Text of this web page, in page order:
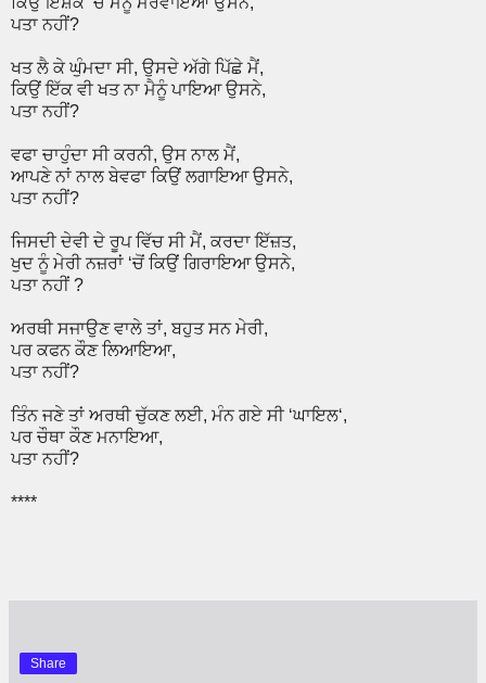
ਪਤਾ ਨਹੀਂ?
ਖਤ ਲੈ ਕੇ ਘੁੰਮਦਾ ਸੀ, ਉਸਦੇ ਅੱਗੇ ਪਿੱਛੇ ਮੈਂ,
ਕਿਉਂ ਇੱਕ ਵੀ ਖਤ ਨਾ ਮੈਨੂੰ ਪਾਇਆ ਉਸਨੇ,
ਪਤਾ ਨਹੀਂ?
ਵਫਾ ਚਾਹੁੰਦਾ ਸੀ ਕਰਨੀ, ਉਸ ਨਾਲ ਮੈਂ,
ਆਪਣੇ ਨਾਂ ਨਾਲ ਬੇਵਫਾ ਕਿਉਂ ਲਗਾਇਆ ਉਸਨੇ,
ਪਤਾ ਨਹੀਂ?
ਜਿਸਦੀ ਦੇਵੀ ਦੇ ਰੂਪ ਵਿੱਚ ਸੀ ਮੈਂ, ਕਰਦਾ ਇੱਜ਼ਤ,
ਖੁਦ ਨੂੰ ਮੇਰੀ ਨਜ਼ਰਾਂ ‘ਚੋਂ ਕਿਉਂ ਗਿਰਾਇਆ ਉਸਨੇ,
ਪਤਾ ਨਹੀਂ ?
ਅਰਥੀ ਸਜਾਉਣ ਵਾਲੇ ਤਾਂ, ਬਹੁਤ ਸਨ ਮੇਰੀ,
ਪਰ ਕਫਨ ਕੌਣ ਲਿਆਇਆ,
ਪਤਾ ਨਹੀਂ?
ਤਿੰਨ ਜਣੇ ਤਾਂ ਅਰਥੀ ਚੁੱਕਣ ਲਈ, ਮੰਨ ਗਏ ਸੀ ‘ਘਾਇਲ‘,
ਪਰ ਚੌਥਾ ਕੌਣ ਮਨਾਇਆ,
ਪਤਾ ਨਹੀਂ?
****
Share